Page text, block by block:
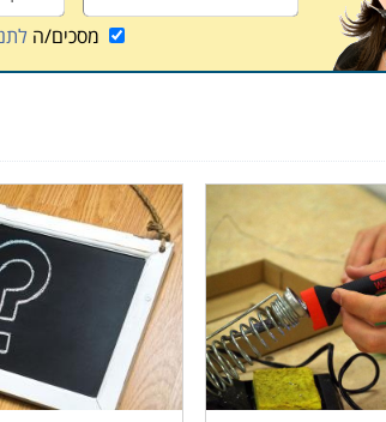
הרבה תרגול מעשי לצורך הפנמת הפרקים
מעליות, רכיבי מעלית, חשמל, פיקוד
פרקים בחשמל ומעניקים בסוף המסלול
ניתן להשתלב בחברות המציעות שירותי
פרטי ולהעניק שירותי מעליות ללקוחות
מסכים/ה